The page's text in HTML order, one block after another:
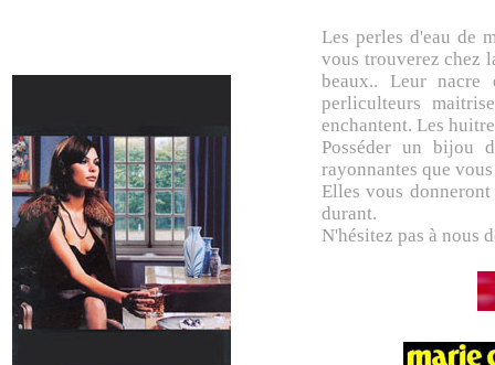
Les perles d'eau de
vous trouverez chez
beaux.. Leur nacre
perliculteurs
enchantent. Les
Posséder un bijou
rayonnantes que
Elles vous
durant.
N'hésitez pas à nous